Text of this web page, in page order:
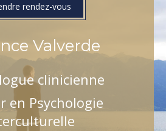
rendez-vous
Valverde
clinicienne
en Psychologie